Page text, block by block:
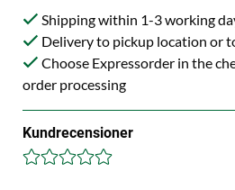
Shipping within 1-3 working
Delivery to pickup location or
Choose Expressorder in the
order processing
Kundrecensioner